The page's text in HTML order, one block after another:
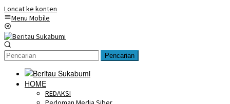
Loncat ke konten
Menu Mobile
Pencarian
HOME
REDAKSI